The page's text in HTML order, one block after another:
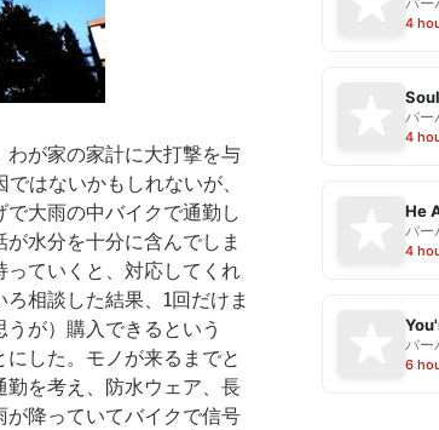
わが家の家計に大打撃を与
はないかもしれないが、
大雨の中バイクで通勤し
水分を十分に含んでしま
ていくと、対応してくれ
相談した結果、1回だけま
が）購入できるという
にした。モノが来るまでと
を考え、防水ウェア、長
降っていてバイクで信号
4
バー
4
He
バー
4
バー
6